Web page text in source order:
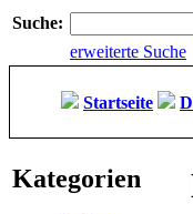
Suche:
erweiterte Suche
Startseite
Kategorien